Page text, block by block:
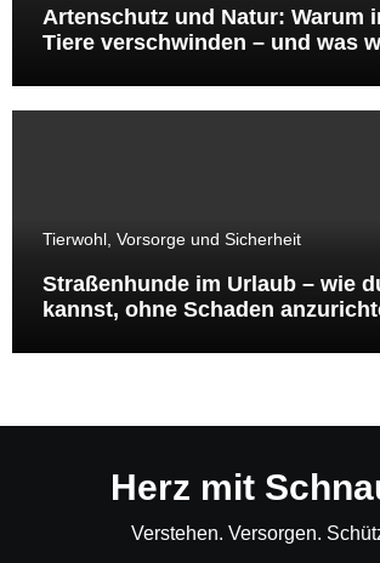
Artenschutz und Natur: Warum
Tiere verschwinden – und was
Tierwohl, Vorsorge und Sicherheit
Straßenhunde im Urlaub – wie
kannst, ohne Schaden
Herz mit
Verstehen. Versorgen.